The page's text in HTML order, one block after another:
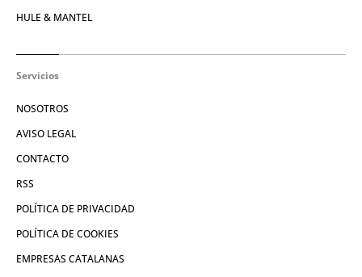
HULE & MANTEL
Servicios
NOSOTROS
AVISO LEGAL
CONTACTO
RSS
POLÍTICA DE PRIVACIDAD
POLÍTICA DE COOKIES
EMPRESAS CATALANAS